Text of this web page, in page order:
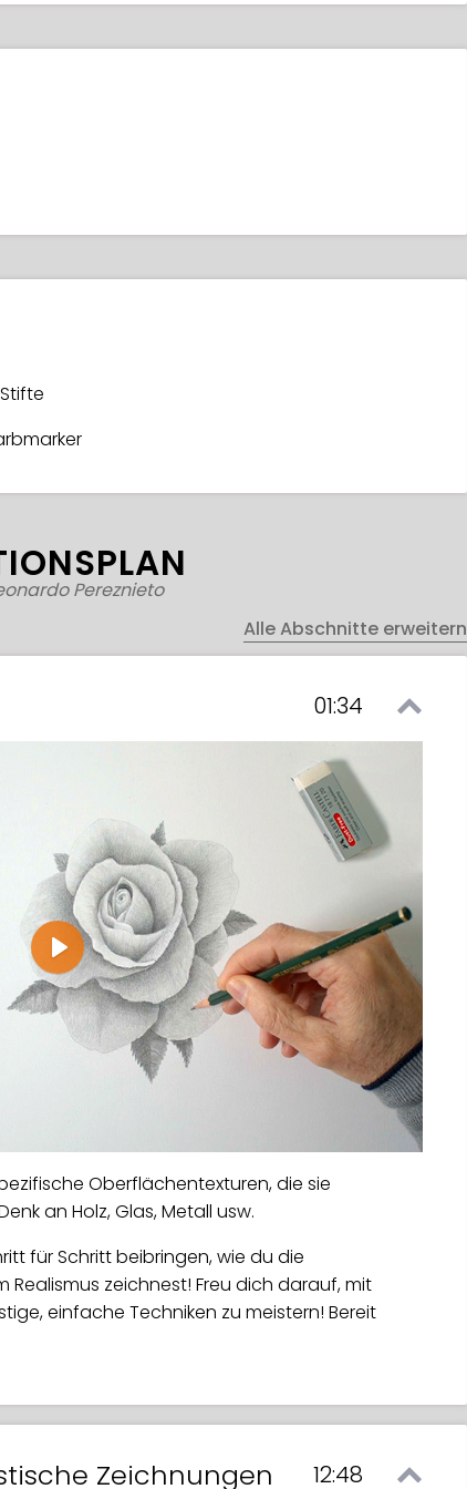
Pereznieto
Alle Abschnitte erweitern
01:34
Play
Oberflächentexturen, die sie
an Holz, Glas, Metall usw.
für Schritt beibringen, wie du die
zeichnest! Freu dich darauf, mit
einfache Techniken zu meistern! Bereit
Zeichnungen 12:48